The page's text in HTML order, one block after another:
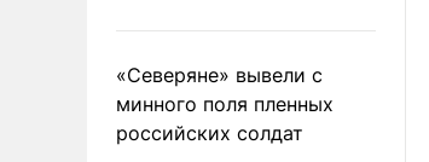
«Северяне» вывели с
минного поля пленных
российских солдат